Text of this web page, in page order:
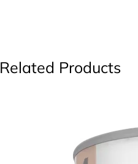
Related Products